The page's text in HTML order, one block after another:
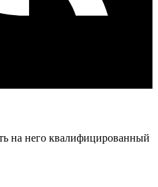
на него квалифицированный